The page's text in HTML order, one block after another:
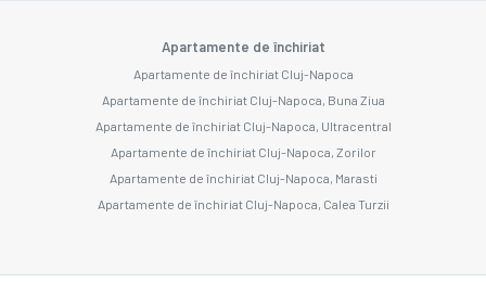
Apartamente de închiriat
Apartamente de închiriat Cluj-Napoca
Apartamente de închiriat Cluj-Napoca, Buna Ziua
Apartamente de închiriat Cluj-Napoca, Ultracentral
Apartamente de închiriat Cluj-Napoca, Zorilor
Apartamente de închiriat Cluj-Napoca, Marasti
Apartamente de închiriat Cluj-Napoca, Calea Turzii